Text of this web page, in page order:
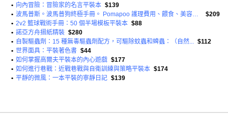
• 向內冒險：冒險家的名言平裝本 $139
•
$209
• 2v2 籃球戰術手冊：50 個半場模板平裝本 $88
• 諾亞方舟摺紙精裝 $280
• 自製驅蟲劑：15 種無毒驅蟲劑配方，可驅除蚊蟲和蜱蟲：（自然...
$112
• 世界面具：平裝著色書 $44
• 如何掌握高爾夫平裝本的內心遊戲 $177
• 如何進行巷戰：近戰巷戰與自衛訓練與策略平裝本 $174
• 平靜的微風：一本平裝的寧靜日記 $139